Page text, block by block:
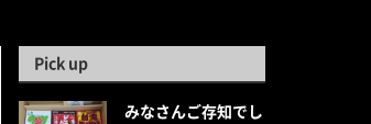
Pick up
みなさんご存知でし